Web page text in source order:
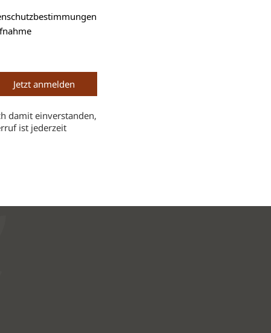
damit einverstanden,
ist jederzeit